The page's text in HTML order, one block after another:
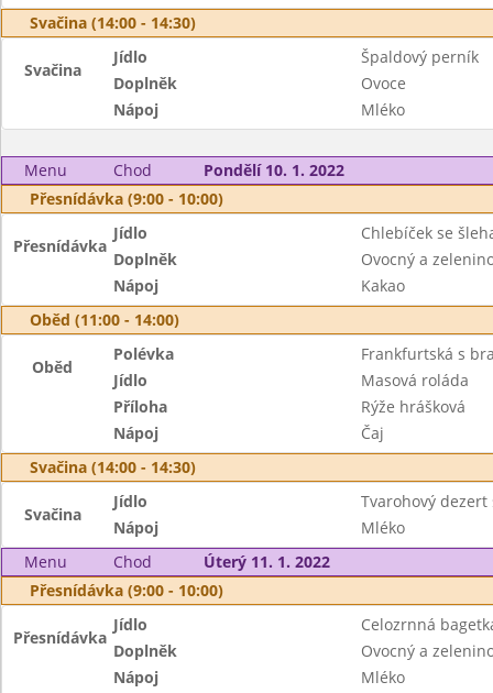
Svačina (14:00 - 14:30)
Svačina
Jídlo
Špaldový perník
Doplněk
Ovoce
Nápoj
Mléko
Menu Chod
Pondělí 10. 1. 2022
Přesnídávka (9:00 - 10:00)
Přesnídávka
Jídlo
Chlebíček se
Doplněk
Ovocný a
Nápoj
Kakao
Oběd (11:00 - 14:00)
Oběd
Polévka
Frankfurtská s
Jídlo
Masová roláda
Příloha
Rýže hrášková
Nápoj
Čaj
Svačina (14:00 - 14:30)
Svačina
Jídlo
Tvarohový dezert
Nápoj
Mléko
Menu
Chod
Úterý 11. 1. 2022
Přesnídávka (9:00 - 10:00)
Přesnídávka
Jídlo
Celozrnná
Doplněk
Ovocný a
Nápoj
Mléko